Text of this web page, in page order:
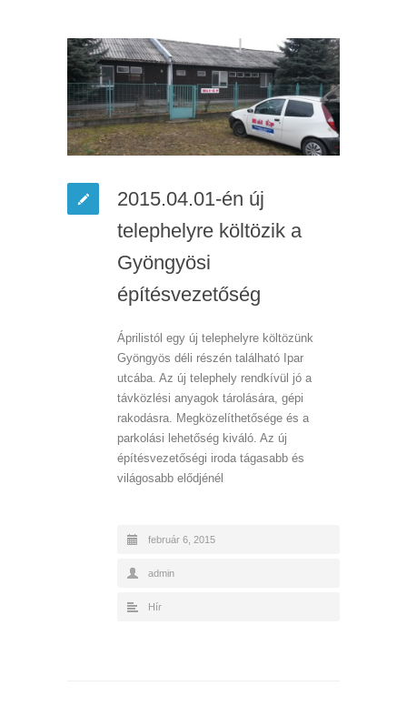
2015.04.01-én új
telephelyre költözik a
Gyöngyösi
építésvezetőség
Áprilistól egy új telephelyre költözünk
Gyöngyös déli részén található Ipar
utcába. Az új telephely rendkívül jó a
távközlési anyagok tárolására, gépi
rakodásra. Megközelíthetősége és a
parkolási lehetőség kiváló. Az új
építésvezetőségi iroda tágasabb és
világosabb elődjénél
február 6, 2015
admin
Hír